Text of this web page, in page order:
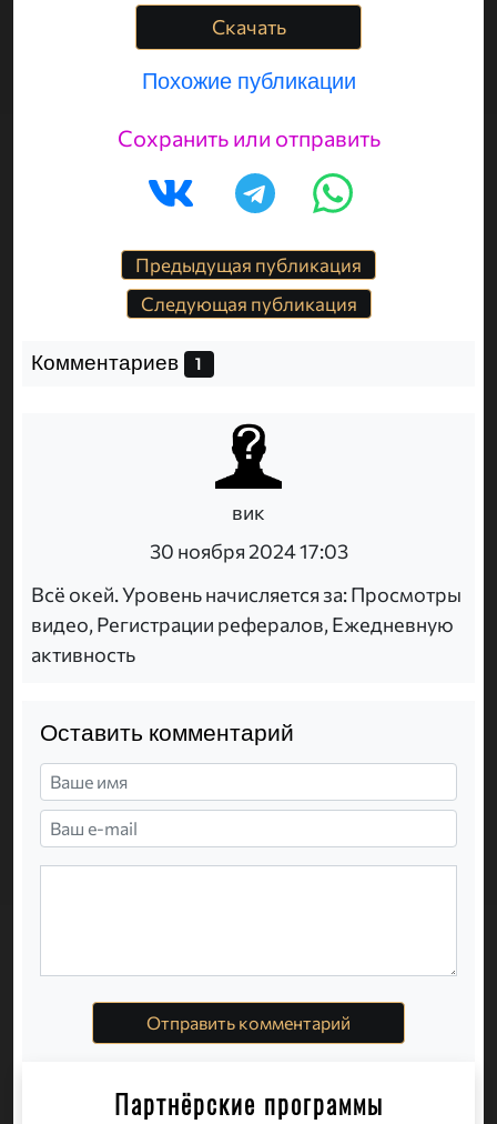
Скачать
Похожие публикации
Сохранить или отправить
Предыдущая публикация
Следующая публикация
Комментариев 1
вик
30 ноября 2024 17:03
Всё окей. Уровень начисляется за: Просмотры
видео, Регистрации рефералов, Ежедневную
активность
Оставить комментарий
Отправить комментарий
Партнёрские программы